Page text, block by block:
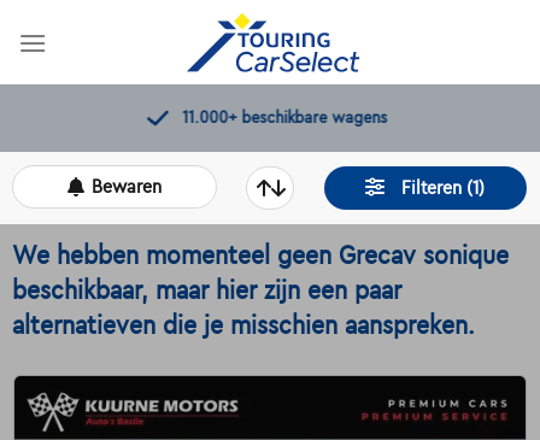
11.000+beschikbare wagens
Filteren (1)
Bewaren
We hebben momenteel geen Grecav sonique
beschikbaar, maar hier zijn een paar
alternatieven die je misschien aanspreken.